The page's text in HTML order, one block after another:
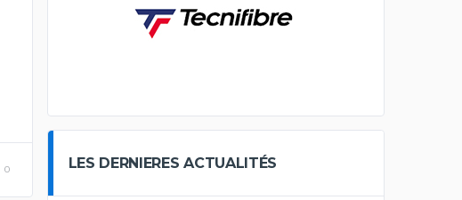
0 LES DERNIERES ACTUALITÉS